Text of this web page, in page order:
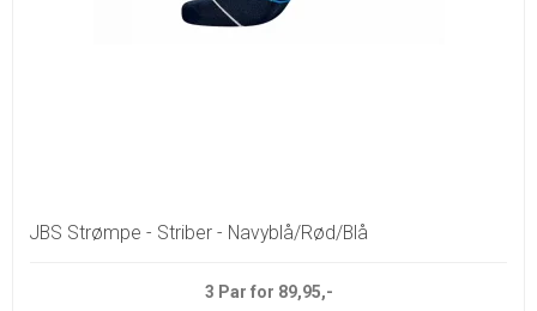
JBS Strømpe - Striber - Navyblå/Rød/Blå
3 Par for 89,95,-